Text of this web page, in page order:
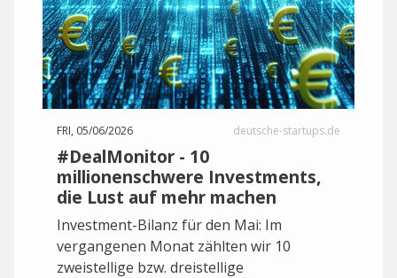
FRI, 05/06/2026 deutsche-startups.de
#DealMonitor - 10
millionenschwere Investments,
die Lust auf mehr machen
Investment-Bilanz für den Mai: Im
vergangenen Monat zählten wir 10
zweistellige bzw. dreistellige